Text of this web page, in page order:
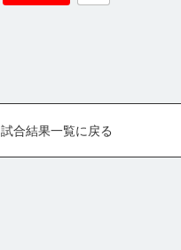
試合結果一覧に戻る